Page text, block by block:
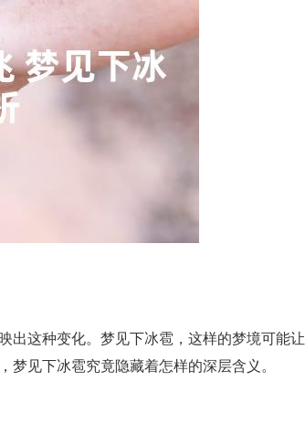
出这种变化。梦见下冰雹，这样的梦境可能让
见下冰雹究竟隐藏着怎样的深层含义。